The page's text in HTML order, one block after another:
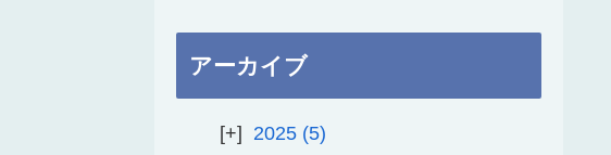
アーカイブ
2025 5